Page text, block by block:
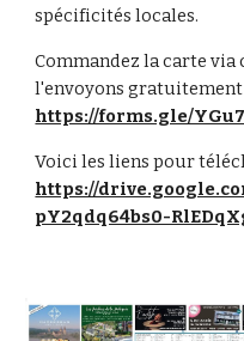
spécificités locales.
Commandez la carte via
l'envoyons gratuitement
https://forms.gle/
Voici les liens pour
https://
pY2qdq64bs0-